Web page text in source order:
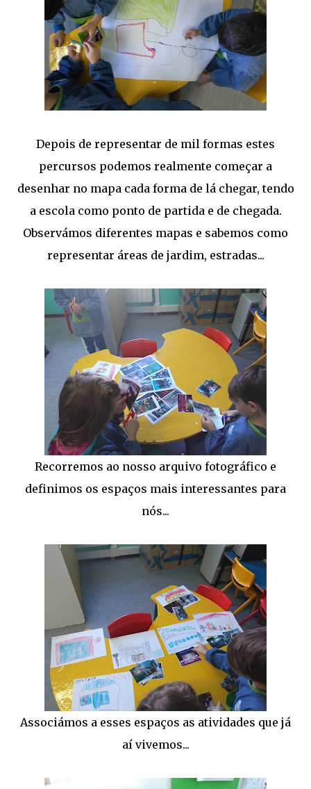
Depois de representar de mil formas estes
percursos podemos realmente começar a
desenhar no mapa cada forma de lá chegar, tendo
a escola como ponto de partida e de chegada.
Observámos diferentes mapas e sabemos como
representar áreas de jardim, estradas...
Recorremos ao nosso arquivo fotográfico e
definimos os espaços mais interessantes para
nós...
Associámos a esses espaços as atividades que já
aí vivemos...